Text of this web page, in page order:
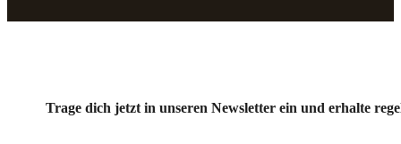
Trage dich jetzt in unseren Newsletter ein und erhalte